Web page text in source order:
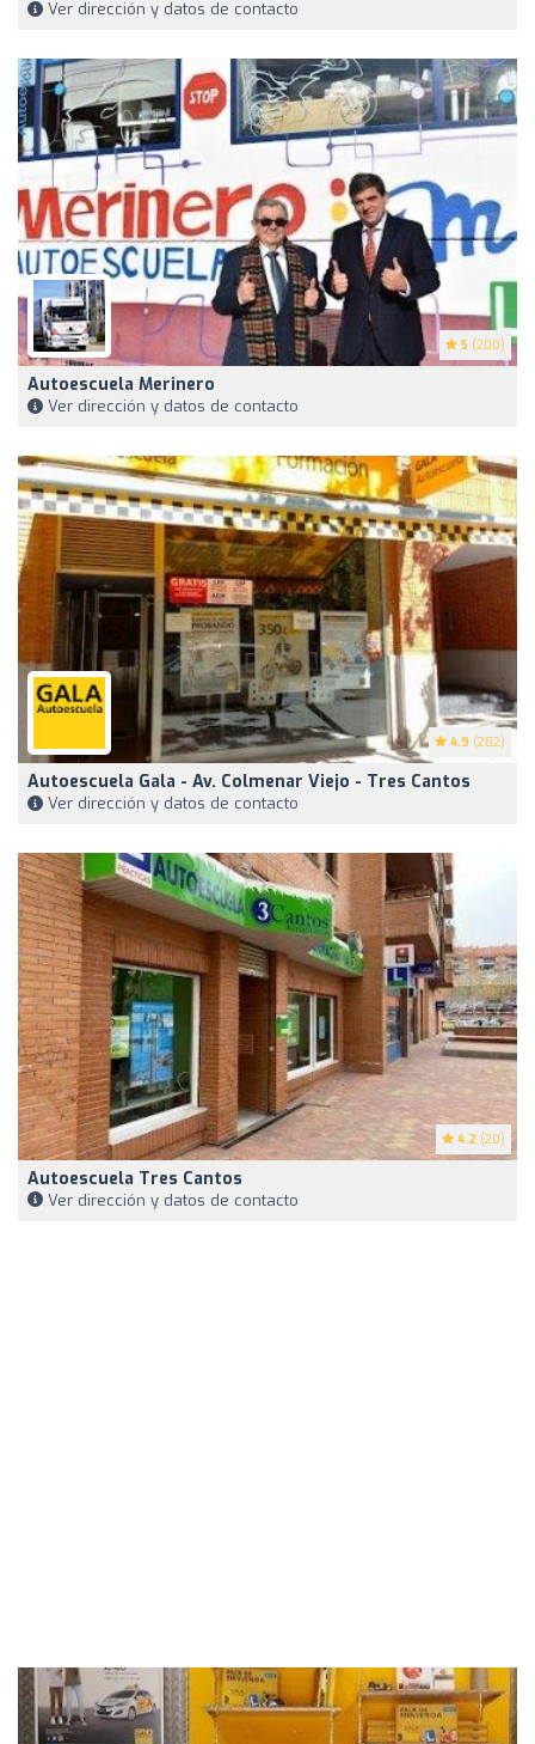
Ver dirección y datos de contacto
5 (200)
Autoescuela Merinero
Ver dirección y datos de contacto
4.9 (282)
Autoescuela Gala - Av. Colmenar Viejo - Tres Cantos
Ver dirección y datos de contacto
4.2 (20)
Autoescuela Tres Cantos
Ver dirección y datos de contacto